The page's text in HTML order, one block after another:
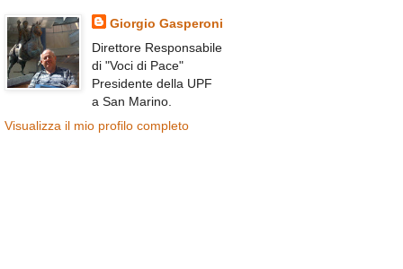
Giorgio Gasperoni
Direttore Responsabile
di "Voci di Pace"
Presidente della UPF
a San Marino.
Visualizza il mio profilo completo